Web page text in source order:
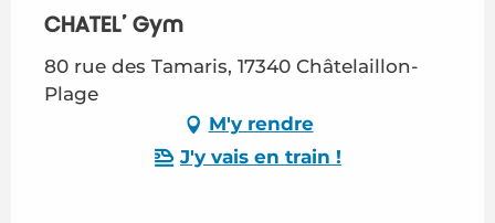
CHATEL’ Gym
80 rue des Tamaris, 17340 Châtelaillon-
Plage
M'y rendre
J'y vais en train !